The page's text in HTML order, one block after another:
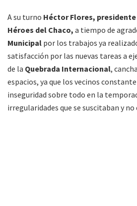
A su turno Héctor Flores, presidente
Héroes del Chaco, a tiempo de
Municipal por los trabajos ya
satisfacción por las nuevas tareas a
de la Quebrada Internacional,
espacios, ya que los vecinos
inseguridad sobre todo en la
irregularidades que se suscitaban y